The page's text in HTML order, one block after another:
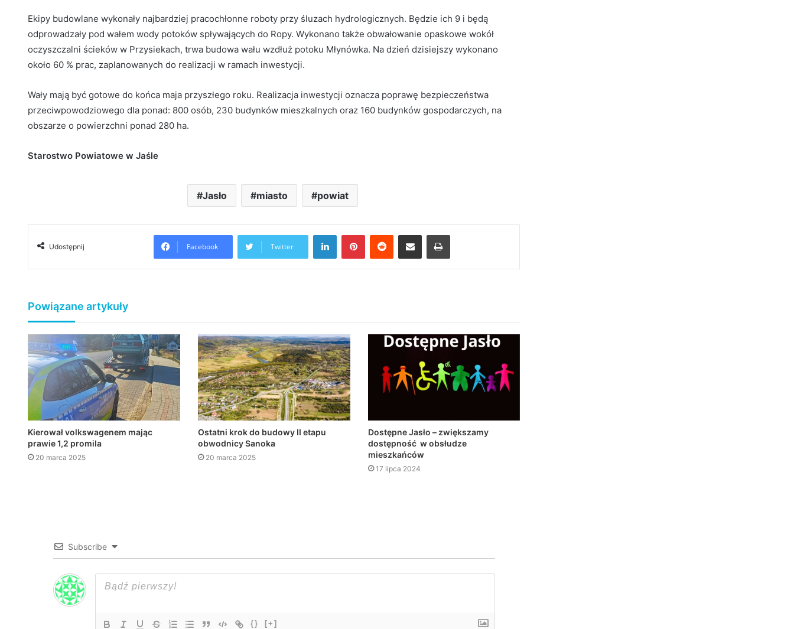
Ekipy budowlane wykonały najbardziej pracochłonne roboty przy śluzach hydrologicznych. Będzie ich 9 i będą
odprowadzały pod wałem wody potoków spływających do Ropy. Wykonano także obwałowanie opaskowe wokół
oczyszczalni ścieków w Przysiekach, trwa budowa wału wzdłuż potoku Młynówka. Na dzień dzisiejszy wykonano
około 60 % prac, zaplanowanych do realizacji w ramach inwestycji.
Wały mają być gotowe do końca maja przyszłego roku. Realizacja inwestycji oznacza poprawę bezpieczeństwa
przeciwpowodziowego dla ponad: 800 osób, 230 budynków mieszkalnych oraz 160 budynków gospodarczych, na
obszarze o powierzchni ponad 280 ha.
Starostwo Powiatowe w Jaśle
Jasło miasto powiat
Udostępnij Facebook Twitter
LinkedIn
Powiązane artykuły
Kierował volkswagenem mając
prawie 1,2 promila
20 marca 2025
Ostatni krok do budowy II etapu
obwodnicy Sanoka
20 marca 2025
Dostępne Jasło – zwiększamy
dostępność w obsłudze
mieszkańców
17 lipca 2024
Subscribe
{} [+]